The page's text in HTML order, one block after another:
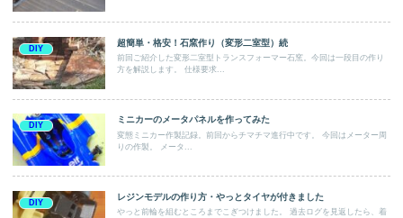
DIY
超簡単・格安！石窯作り（変形二室型）続
前回ご紹介した変形二室型トランスフォーマー石窯。今回は一段目の作り
方を解説します。 仕様要求...
DIY
ミニカーのメータパネルを作ってみた
変態ミニカー作製記録。前回からチマチマ進行中です。 今回はメーター周
りの作製。 メータ...
DIY
レジンモデルの作り方・やっとタイヤが付きました
やっと前輪を組むところまでこぎつけました。 過去ログを見返したら、着